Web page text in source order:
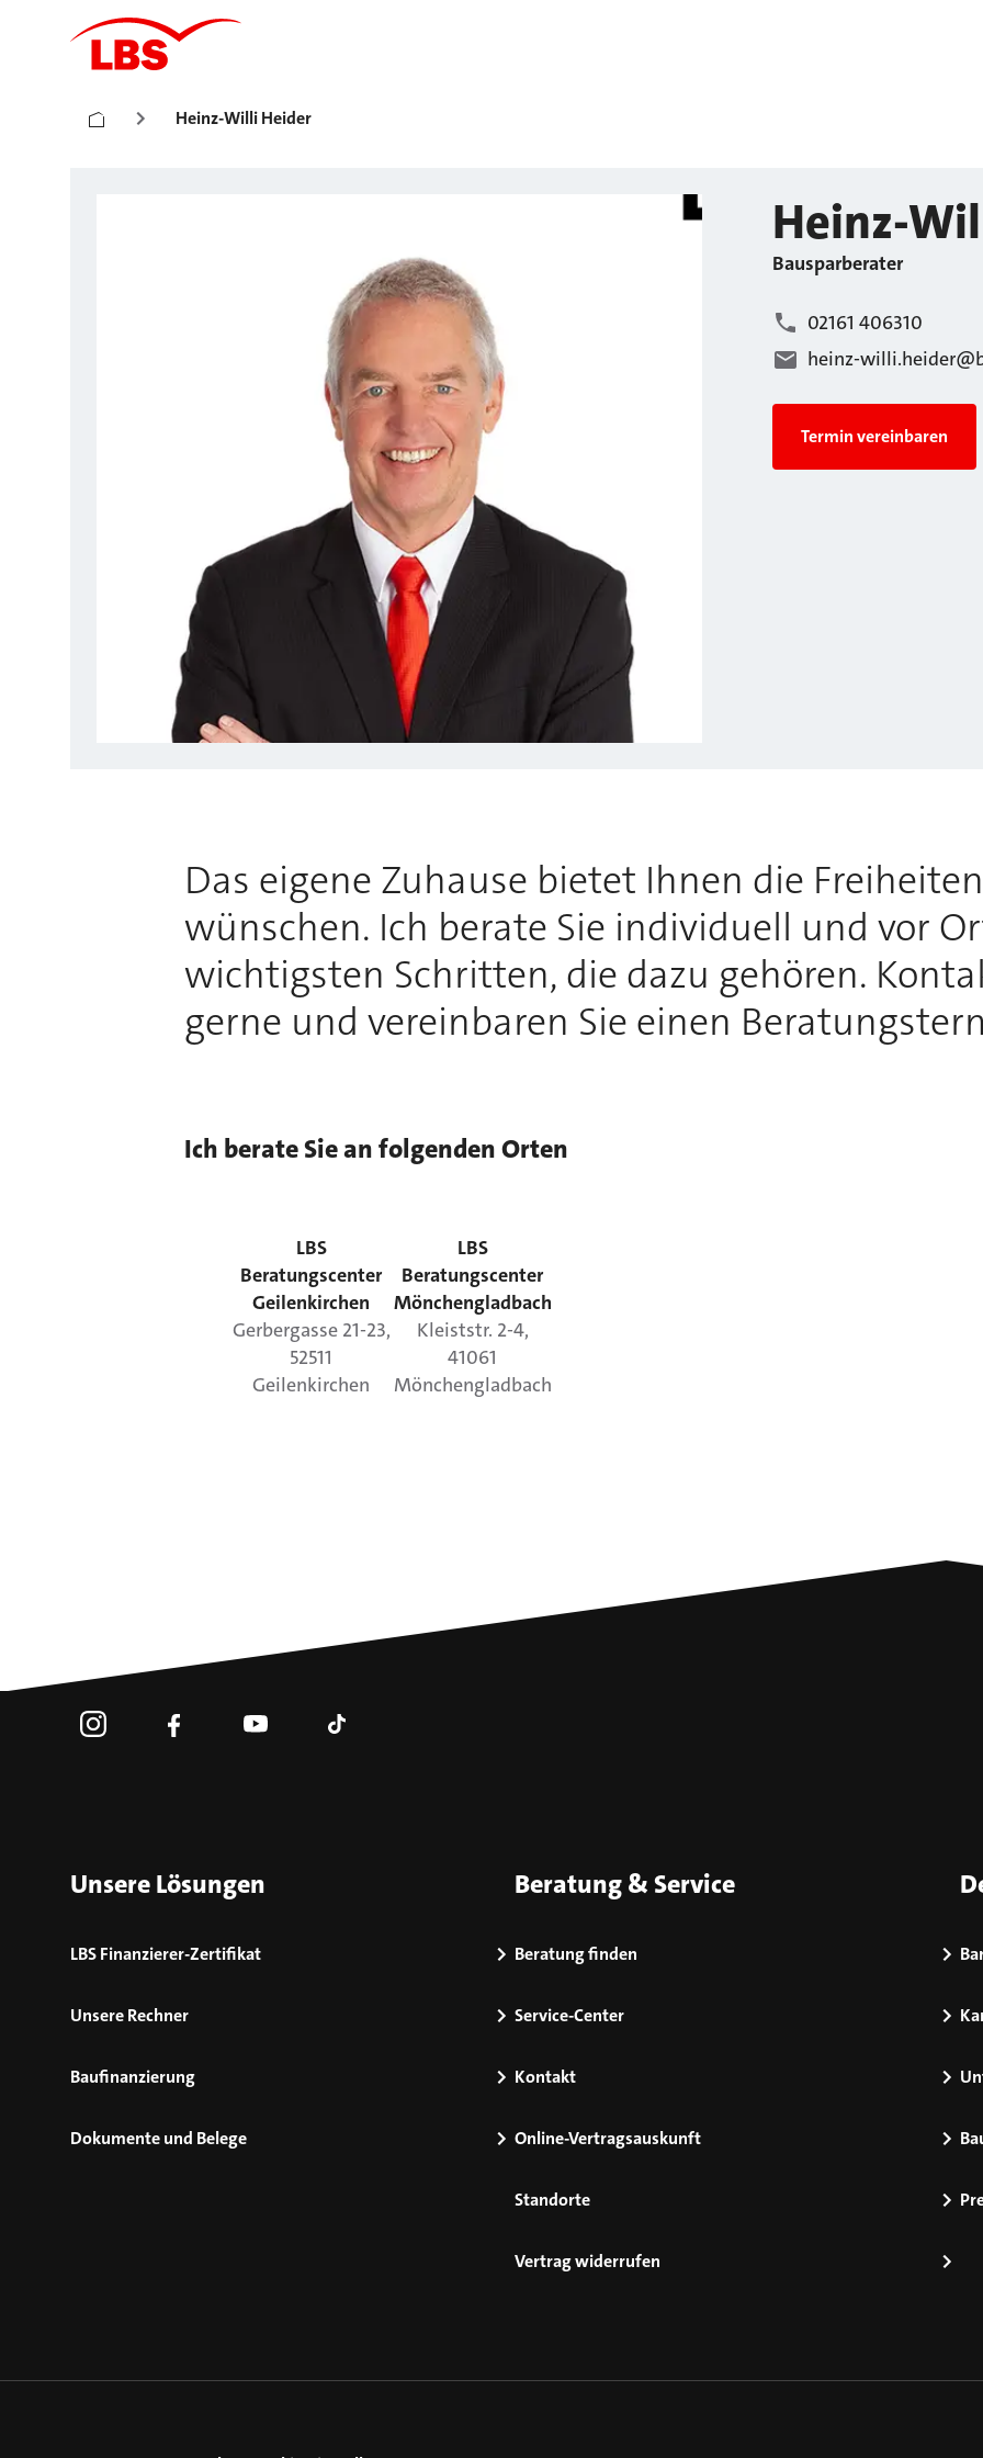
Heinz-Willi Heider
Heinz-
Bausparberater
02161 406310
heinz-
Termin vereinbaren
Das eigene Zuhause bietet Ihnen die
wünschen. Ich berate Sie individuell und vor
wichtigsten Schritten, die dazu gehören.
gerne und vereinbaren Sie einen
Ich berate Sie an folgenden Orten
LBS
Beratungscenter
Geilenkirchen
Gerbergasse 21-23,
52511
Geilenkirchen
LBS
Beratungscenter
Mönchengladbach
Kleiststr. 2-4,
41061
Mönchengladbach
Unsere Lösungen
LBS Finanzierer-Zertifikat
Unsere Rechner
Baufinanzierung
Dokumente und Belege
Beratung & Service
Beratung finden
Service-Center
Kontakt
Online-Vertragsauskunft
Standorte
Vertrag widerrufen